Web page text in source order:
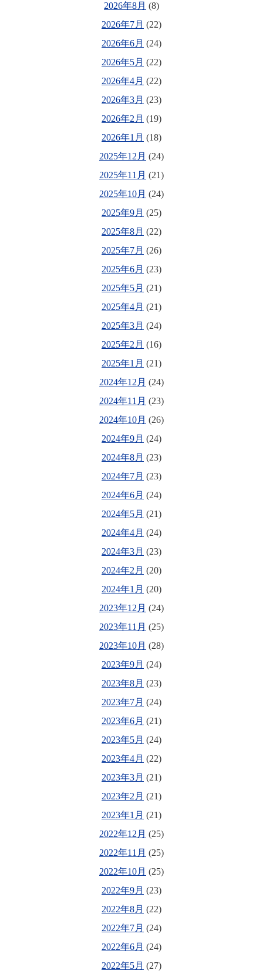
2026年8月 (8)
2026年7月 (22)
2026年6月 (24)
2026年5月 (22)
2026年4月 (22)
2026年3月 (23)
2026年2月 (19)
2026年1月 (18)
2025年12月 (24)
2025年11月 (21)
2025年10月 (24)
2025年9月 (25)
2025年8月 (22)
2025年7月 (26)
2025年6月 (23)
2025年5月 (21)
2025年4月 (21)
2025年3月 (24)
2025年2月 (16)
2025年1月 (21)
2024年12月 (24)
2024年11月 (23)
2024年10月 (26)
2024年9月 (24)
2024年8月 (23)
2024年7月 (23)
2024年6月 (24)
2024年5月 (21)
2024年4月 (24)
2024年3月 (23)
2024年2月 (20)
2024年1月 (20)
2023年12月 (24)
2023年11月 (25)
2023年10月 (28)
2023年9月 (24)
2023年8月 (23)
2023年7月 (24)
2023年6月 (21)
2023年5月 (24)
2023年4月 (22)
2023年3月 (21)
2023年2月 (21)
2023年1月 (21)
2022年12月 (25)
2022年11月 (25)
2022年10月 (25)
2022年9月 (23)
2022年8月 (22)
2022年7月 (24)
2022年6月 (24)
2022年5月 (27)